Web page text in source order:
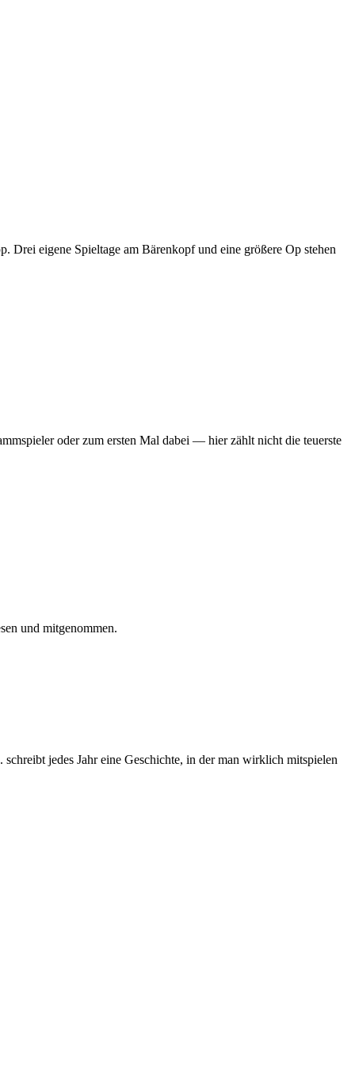
Drei eigene Spieltage am Bärenkopf und eine größere Op stehen
oder zum ersten Mal dabei — hier zählt nicht die teuerste
und mitgenommen.
jedes Jahr eine Geschichte, in der man wirklich mitspielen